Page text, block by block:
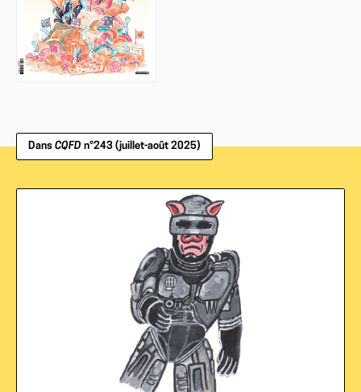
Dans CQFD n°243 (juillet-août 2025)